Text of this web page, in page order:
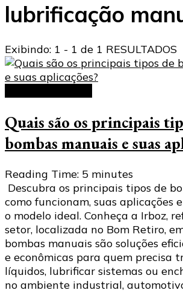
lubrificação
Exibindo: 1 - 1 de 1 RESULTADOS
Quais são os principais
bombas manuais e suas
Reading Time: 5 minutes
Descubra os principais tipos de
como funcionam, suas aplicações
o modelo ideal. Conheça a Irboz,
setor, localizada no Bom Retiro,
bombas manuais são soluções
e econômicas para quem precisa
líquidos, lubrificar sistemas ou
no ambiente industrial,